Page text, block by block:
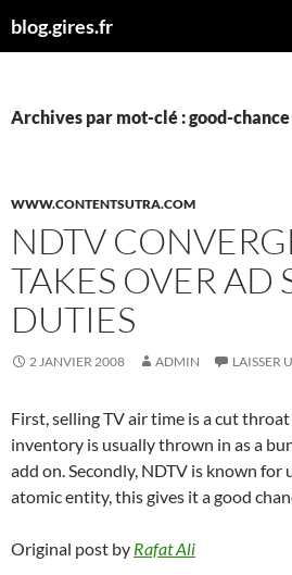
aublog.gires.fr
Archives par mot-clé : good-chance
WWW.CONTENTSUTRA.COM
NDTV
TAKES OVER AD
DUTIES
2 JANVIER 2008 ADMIN LAISSER
First, selling TV air time is a cut
inventory is usually thrown in as a
add on. Secondly, NDTV is known for
atomic entity, this gives it a good
Original post by Rafat Ali